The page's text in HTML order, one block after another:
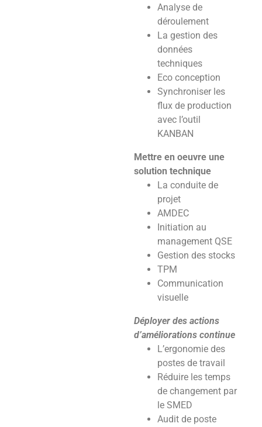
Analyse de
déroulement
La gestion des
données
techniques
Eco conception
Synchroniser les
flux de production
avec l’outil
KANBAN
Mettre en oeuvre une
solution technique
La conduite de
projet
AMDEC
Initiation au
management QSE
Gestion des stocks
TPM
Communication
visuelle
Déployer des actions
d’améliorations continue
L’ergonomie des
postes de travail
Réduire les temps
de changement par
le SMED
Audit de poste